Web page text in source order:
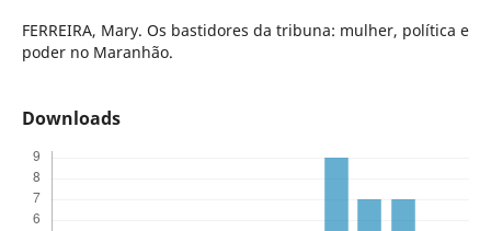
FERREIRA, Mary. Os bastidores da tribuna: mulher, política e
poder no Maranhão.
Downloads